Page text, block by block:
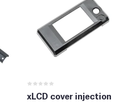
xLCD cover injection